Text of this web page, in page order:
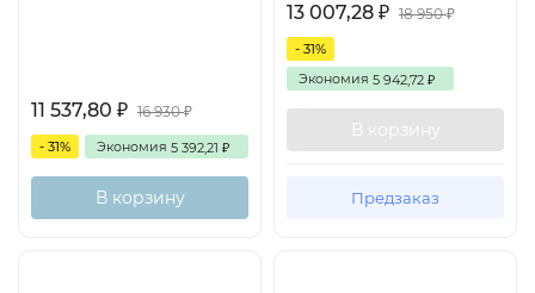
11 537,80 ₽ 16 930₽
- 31% Экономия 5 392,21 ₽
В корзину
13 007,28 ₽ 18 950₽
- 31%
Экономия 5 942,72 ₽
В корзину
Предзаказ